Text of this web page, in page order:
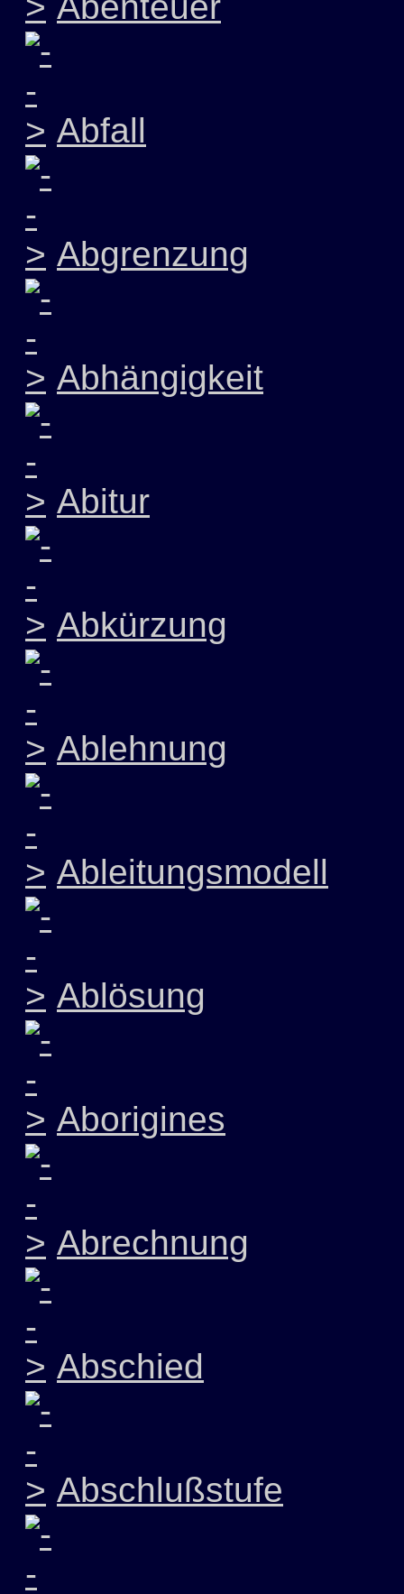
Abfall
Abgrenzung
Abhängigkeit
Abitur
Abkürzung
Ablehnung
Ableitungsmodell
Ablösung
Aborigines
Abrechnung
Abschied
Abschlußstufe